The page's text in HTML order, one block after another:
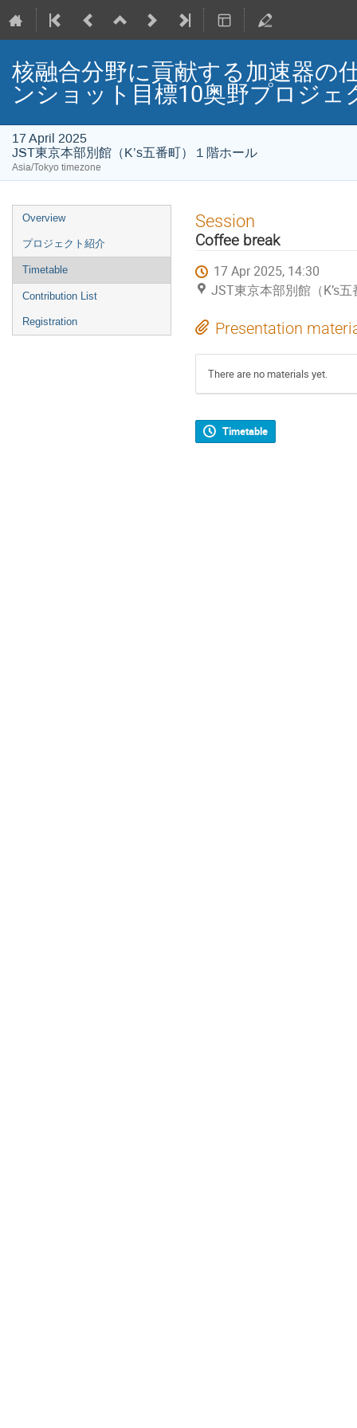
核融合分野に貢献する加速器の
ンショット目標10奥野プロジ
17 April 2025
JST東京本部別館（K’s五番町）１階ホール
Asia/Tokyo timezone
Event
menu
Overview
プロジェクト紹介
Timetable
Contribution List
Registration
Session
Coffee break
17 Apr 2025, 14:30
JST東京本部別館（K’s
Presentation
There are no materials yet.
Timetable